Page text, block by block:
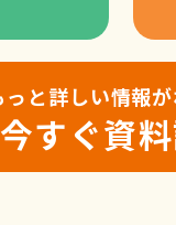
っと詳しい情報が
今すぐ資